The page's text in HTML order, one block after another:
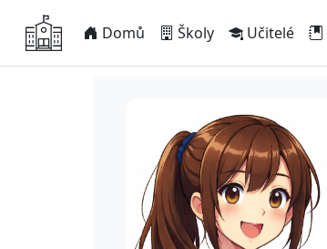
Domů Školy Učitelé